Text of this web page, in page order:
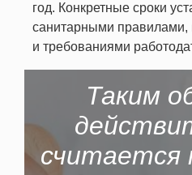
год. Конкретные сроки
санитарными правилами,
и требованиями
Таким
считается